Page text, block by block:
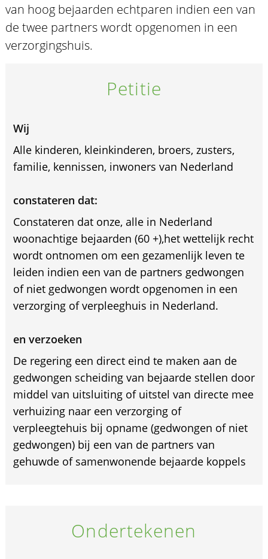
van hoog bejaarden echtparen indien een van
de twee partners wordt opgenomen in een
verzorgingshuis.
Petitie
Wij
Alle kinderen, kleinkinderen, broers, zusters,
familie, kennissen, inwoners van Nederland
constateren dat:
Constateren dat onze, alle in Nederland
woonachtige bejaarden (60 +),het wettelijk recht
wordt ontnomen om een gezamenlijk leven te
leiden indien een van de partners gedwongen
of niet gedwongen wordt opgenomen in een
verzorging of verpleeghuis in Nederland.
en verzoeken
De regering een direct eind te maken aan de
gedwongen scheiding van bejaarde stellen door
middel van uitsluiting of uitstel van directe mee
verhuizing naar een verzorging of
verpleegtehuis bij opname (gedwongen of niet
gedwongen) bij een van de partners van
gehuwde of samenwonende bejaarde koppels
Ondertekenen